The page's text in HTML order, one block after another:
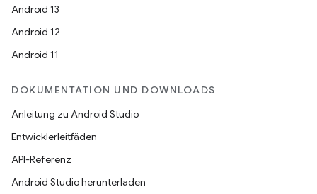
Android 13
Android 12
Android 11
DOKUMENTATION UND DOWNLOADS
Anleitung zu Android Studio
Entwicklerleitfäden
API-Referenz
Android Studio herunterladen